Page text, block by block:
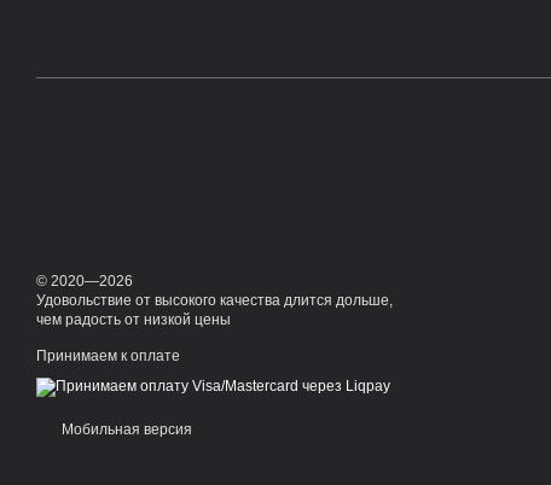
© 2020—2026
Удовольствие от высокого качества длится дольше,
чем радость от низкой цены
Принимаем к оплате
Мобильная версия